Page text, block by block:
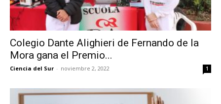
Colegio Dante Alighieri de Fernando de la
Mora gana el Premio...
Ciencia del Sur - noviembre 2, 2022 1